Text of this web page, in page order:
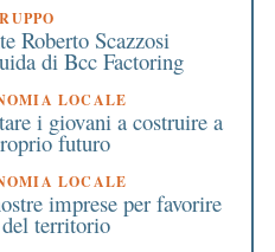
Roberto Scazzosi
di Bcc Factoring
LOCALE
i giovani a costruire a
futuro
LOCALE
imprese per favorire
territorio